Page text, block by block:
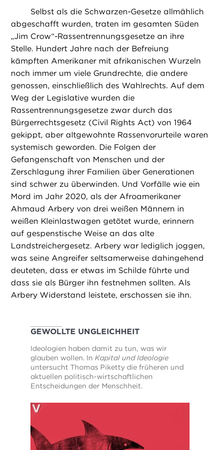
Selbst als die Schwarzen-Gesetze allmählich
abgeschafft wurden, traten im gesamten Süden
„Jim Crow“-Rassentrennungsgesetze an ihre
Stelle. Hundert Jahre nach der Befreiung
kämpften Amerikaner mit afrikanischen Wurzeln
noch immer um viele Grundrechte, die andere
genossen, einschließlich des Wahlrechts. Auf dem
Weg der Legislative wurden die
Rassentrennungsgesetze zwar durch das
Bürgerrechtsgesetz (Civil Rights Act) von 1964
gekippt, aber altgewohnte Rassenvorurteile waren
systemisch geworden. Die Folgen der
Gefangenschaft von Menschen und der
Zerschlagung ihrer Familien über Generationen
sind schwer zu überwinden. Und Vorfälle wie ein
Mord im Jahr 2020, als der Afroamerikaner
Ahmaud Arbery von drei weißen Männern in
weißen Kleinlastwagen getötet wurde, erinnern
auf gespenstische Weise an das alte
Landstreichergesetz. Arbery war lediglich joggen,
was seine Angreifer seltsamerweise dahingehend
deuteten, dass er etwas im Schilde führte und
dass sie als Bürger ihn festnehmen sollten. Als
Arbery Widerstand leistete, erschossen sie ihn.
GEWOLLTE UNGLEICHHEIT
Ideologien haben damit zu tun, was wir
glauben wollen. InKapital und Ideologie
untersucht Thomas Piketty die früheren und
aktuellen politisch-wirtschaftlichen
Entscheidungen der Menschheit.